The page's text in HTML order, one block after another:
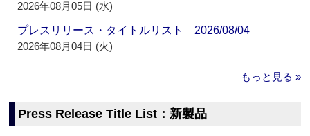
2026年08月05日 (水)
プレスリリース・タイトルリスト 2026/08/04
2026年08月04日 (火)
もっと見る »
Press Release Title List：新製品